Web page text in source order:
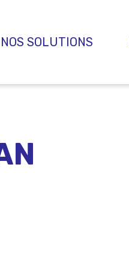
NOS SOLUTIONS